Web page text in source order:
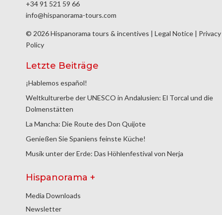
+34 91 521 59 66
info@hispanorama-tours.com
© 2026 Hispanorama tours & incentives | Legal Notice | Privacy
Policy
Letzte Beiträge
¡Hablemos español!
Weltkulturerbe der UNESCO in Andalusien: El Torcal und die
Dolmenstätten
La Mancha: Die Route des Don Quijote
Genießen Sie Spaniens feinste Küche!
Musik unter der Erde: Das Höhlenfestival von Nerja
Hispanorama +
Media Downloads
Newsletter